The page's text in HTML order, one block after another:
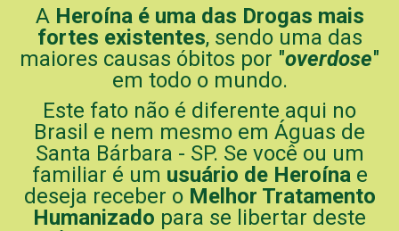
A Heroína é uma das Drogas mais
fortes existentes, sendo uma das
maiores causas óbitos por "overdose"
em todo o mundo.
Este fato não é diferente aqui no
Brasil e nem mesmo em Águas de
Santa Bárbara - SP. Se você ou um
familiar é um usuário de Heroínae
deseja receber o Melhor Tratamento
Humanizado para se libertar deste